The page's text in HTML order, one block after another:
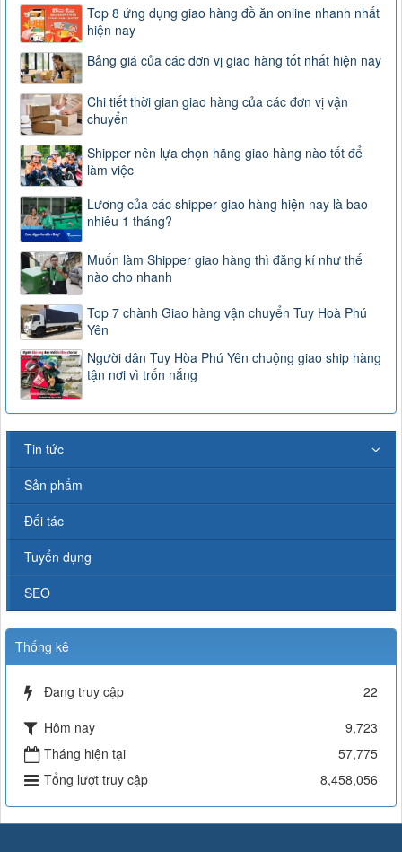
Top 8 ứng dụng giao hàng đồ ăn online nhanh nhất
hiện nay
Bảng giá của các đơn vị giao hàng tốt nhất hiện nay
Chi tiết thời gian giao hàng của các đơn vị vận
chuyển
Shipper nên lựa chọn hãng giao hàng nào tốt để
làm việc
Lương của các shipper giao hàng hiện nay là bao
nhiêu 1 tháng?
Muốn làm Shipper giao hàng thì đăng kí như thế
nào cho nhanh
Top 7 chành Giao hàng vận chuyển Tuy Hoà Phú
Yên
Người dân Tuy Hòa Phú Yên chuộng giao ship hàng
tận nơi vì trốn nắng
Tin tức
Sản phẩm
Đối tác
Tuyển dụng
SEO
Thống kê
Đang truy cập
22
Hôm nay
9,723
Tháng hiện tại
57,775
Tổng lượt truy cập
8,458,056